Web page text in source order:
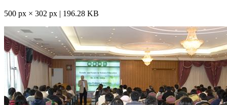
500 px × 302 px | 196.28 KB